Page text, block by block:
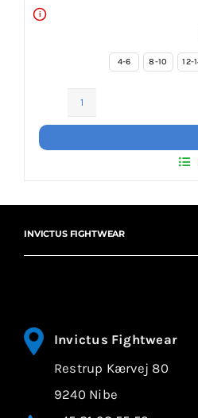
Invictus Brands
FAQ’s
Kontakt Invictus
Information
i
4-6 8-10 12-
–
Back
INVICTUS FIGHTWEAR
Invictus Fightwear
Restrup Kærvej 80
9240 Nibe